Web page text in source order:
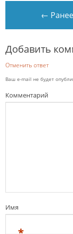
← Ранее
Добавить
Отменить ответ
Ваш e-mail не будет
Комментарий
Имя